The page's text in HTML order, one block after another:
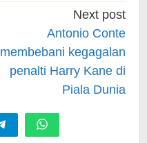
Next post
Antonio Conte
membebani kegagalan
penalti Harry Kane di
Piala Dunia